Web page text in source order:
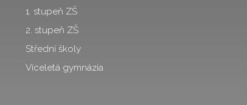
1. stupeň ZŠ
2. stupeň ZŠ
Střední školy
Víceletá gymnázia